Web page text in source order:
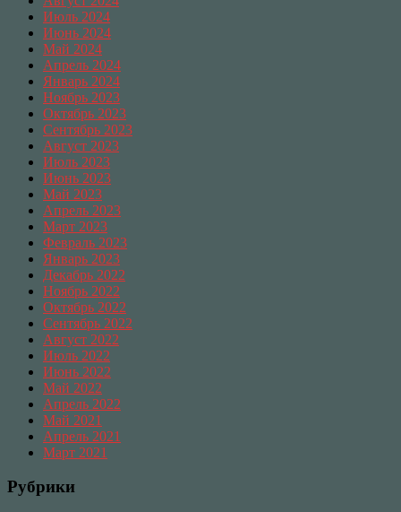
Июль 2024
Июнь 2024
Май 2024
Апрель 2024
Январь 2024
Ноябрь 2023
Октябрь 2023
Сентябрь 2023
Август 2023
Июль 2023
Июнь 2023
Май 2023
Апрель 2023
Март 2023
Февраль 2023
Январь 2023
Декабрь 2022
Ноябрь 2022
Октябрь 2022
Сентябрь 2022
Август 2022
Июль 2022
Июнь 2022
Май 2022
Апрель 2022
Май 2021
Апрель 2021
Март 2021
Рубрики